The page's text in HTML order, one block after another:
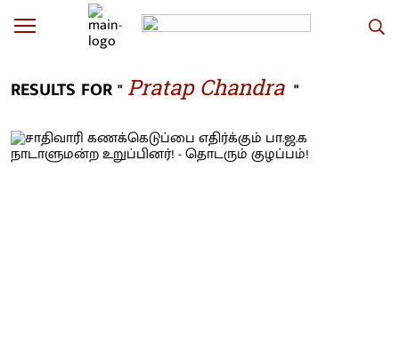
RESULTS FOR " Pratap Chandra "